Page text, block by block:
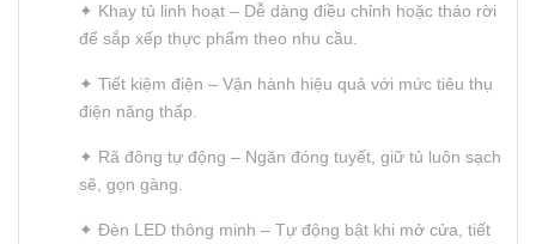
✦ Khay tủ linh hoạt – Dễ dàng điều chỉnh hoặc tháo rời
để sắp xếp thực phẩm theo nhu cầu.
✦ Tiết kiệm điện – Vận hành hiệu quả với mức tiêu thụ
điện năng thấp.
✦ Rã đông tự động – Ngăn đóng tuyết, giữ tủ luôn sạch
sẽ, gọn gàng.
✦ Đèn LED thông minh – Tự động bật khi mở cửa, tiết